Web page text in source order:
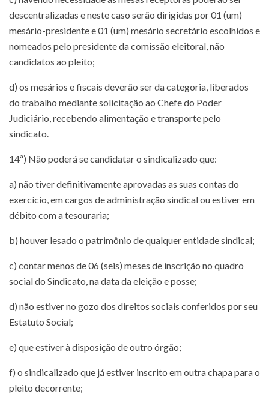
descentralizadas e neste caso serão dirigidas por 01 (um)
mesário-presidente e 01 (um) mesário secretário escolhidos e
nomeados pelo presidente da comissão eleitoral, não
candidatos ao pleito;
d) os mesários e fiscais deverão ser da categoria, liberados
do trabalho mediante solicitação ao Chefe do Poder
Judiciário, recebendo alimentação e transporte pelo
sindicato.
14ª) Não poderá se candidatar o sindicalizado que:
a) não tiver definitivamente aprovadas as suas contas do
exercício, em cargos de administração sindical ou estiver em
débito com a tesouraria;
b) houver lesado o patrimônio de qualquer entidade sindical;
c) contar menos de 06 (seis) meses de inscrição no quadro
social do Sindicato, na data da eleição e posse;
d) não estiver no gozo dos direitos sociais conferidos por seu
Estatuto Social;
e) que estiver à disposição de outro órgão;
f) o sindicalizado que já estiver inscrito em outra chapa para o
pleito decorrente;